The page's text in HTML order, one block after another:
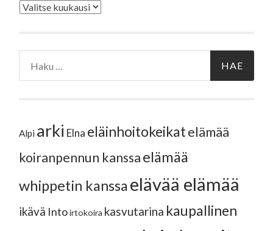
Arkistot
Alpi arki Elna eläinhoitokeikatelämää
koiranpennun kanssaelämää
whippetin kanssaelävää elämää
ikävä Intoirtokoira kasvutarina kaupallinen